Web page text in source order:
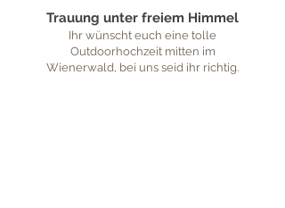
Trauung unter freiem Himmel
Ihr wünscht euch eine tolle
Outdoorhochzeit mitten im
Wienerwald, bei uns seid ihr richtig.